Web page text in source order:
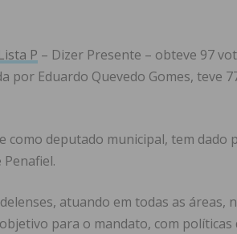
Lista P – Dizer Presente – obteve 97
por Eduardo Quevedo Gomes, teve
como deputado municipal, tem dado
atuando em todas as áreas,
para o mandato, com políticas